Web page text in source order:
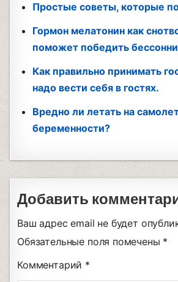
Простые советы, которые
Гормон мелатонин как
поможет победить
Как правильно принимать
надо вести себя в гостях.
Вредно ли летать на
беременности?
Добавить
Ваш адрес email не будет
Обязательные поля помечены *
Комментарий *